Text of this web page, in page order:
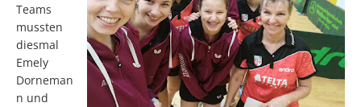
Teams
mussten
diesmal
Emely
Dorneman
n und